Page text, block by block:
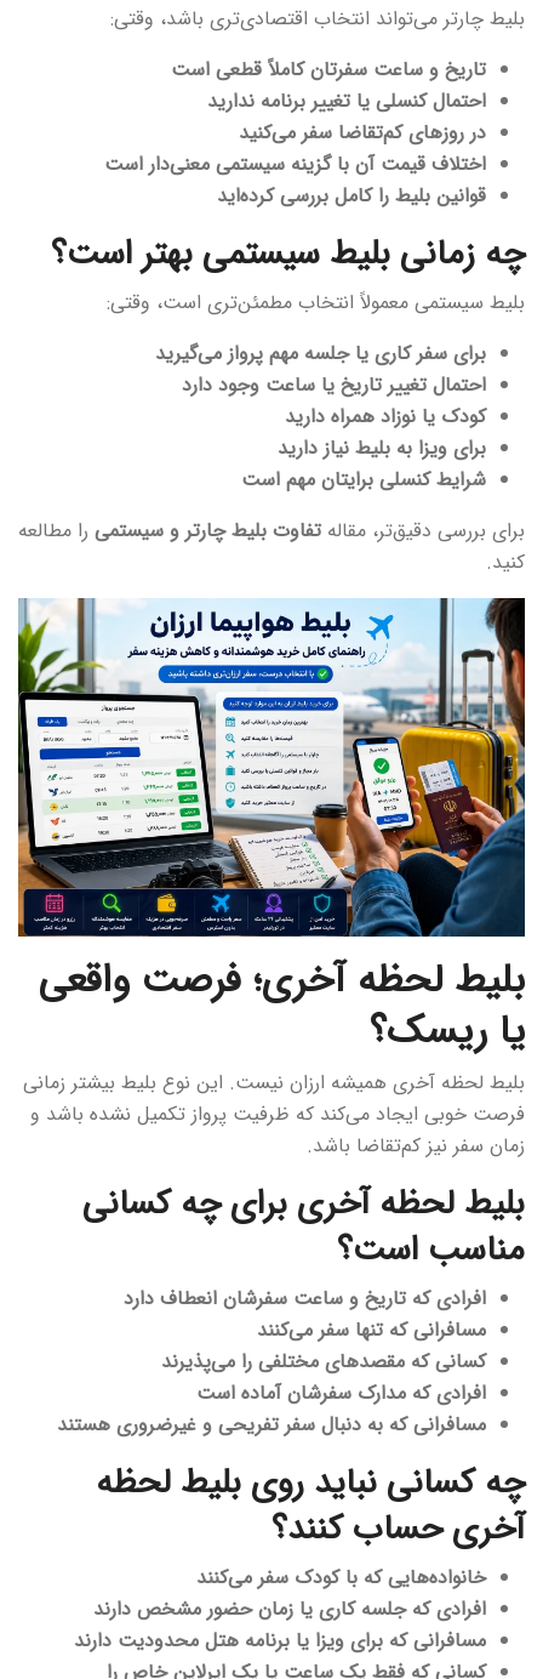
بلیط چارتر می‌تواند انتخاب اقتصادی‌تری باشد، وقتی:
تاریخ و ساعت سفرتان کاملاً قطعی است
احتمال کنسلی یا تغییر برنامه ندارید
در روزهای کم‌تقاضا سفر می‌کنید
اختلاف قیمت آن با گزینه سیستمی معنی‌دار است
قوانین بلیط را کامل بررسی کرده‌اید
چه زمانی بلیط سیستمی بهتر است؟
بلیط سیستمی معمولاً انتخاب مطمئن‌تری است، وقتی:
برای سفر کاری یا جلسه مهم پرواز می‌گیرید
احتمال تغییر تاریخ یا ساعت وجود دارد
کودک یا نوزاد همراه دارید
برای ویزا به بلیط نیاز دارید
شرایط کنسلی برایتان مهم است
برای بررسی دقیق‌تر، مقاله تفاوت بلیط چارتر و سیستمی را مطالعه
کنید.
بلیط لحظه آخری؛ فرصت واقعی
یا ریسک؟
بلیط لحظه آخری همیشه ارزان نیست. این نوع بلیط بیشتر زمانی
فرصت خوبی ایجاد می‌کند که ظرفیت پرواز تکمیل نشده باشد و
زمان سفر نیز کم‌تقاضا باشد.
بلیط لحظه آخری برای چه کسانی
مناسب است؟
افرادی که تاریخ و ساعت سفرشان انعطاف دارد
مسافرانی که تنها سفر می‌کنند
کسانی که مقصدهای مختلفی را می‌پذیرند
افرادی که مدارک سفرشان آماده است
مسافرانی که به دنبال سفر تفریحی و غیرضروری هستند
چه کسانی نباید روی بلیط لحظه
آخری حساب کنند؟
خانواده‌هایی که با کودک سفر می‌کنند
افرادی که جلسه کاری یا زمان حضور مشخص دارند
مسافرانی که برای ویزا یا برنامه هتل محدودیت دارند
کسانی که فقط یک ساعت یا یک ایرلاین خاص را